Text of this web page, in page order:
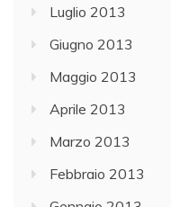
Luglio 2013
Giugno 2013
Maggio 2013
Aprile 2013
Marzo 2013
Febbraio 2013